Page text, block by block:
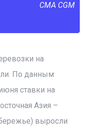
CMA CGM
на
По данным
ставки на
Азия –
выросли